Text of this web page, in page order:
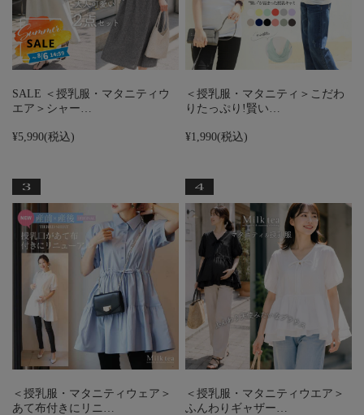
SALE ＜授乳服・マタニティウ
エア＞シャー…
¥5,990(税込)
＜授乳服・マタニティ＞こだわ
りたっぷり!賢い…
¥1,990(税込)
＜授乳服・マタニティウェア＞
あて布付きにリニ…
＜授乳服・マタニティウエア＞
ふんわりギャザー…